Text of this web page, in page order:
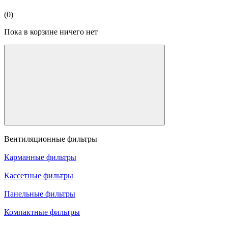
(0)
Пока в корзине ничего нет
Вентиляционные фильтры
Карманные фильтры
Кассетные фильтры
Панельные фильтры
Компактные фильтры